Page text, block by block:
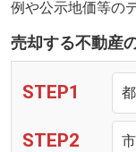
例や公示地価等の
売却する不動産
STEP1
STEP2